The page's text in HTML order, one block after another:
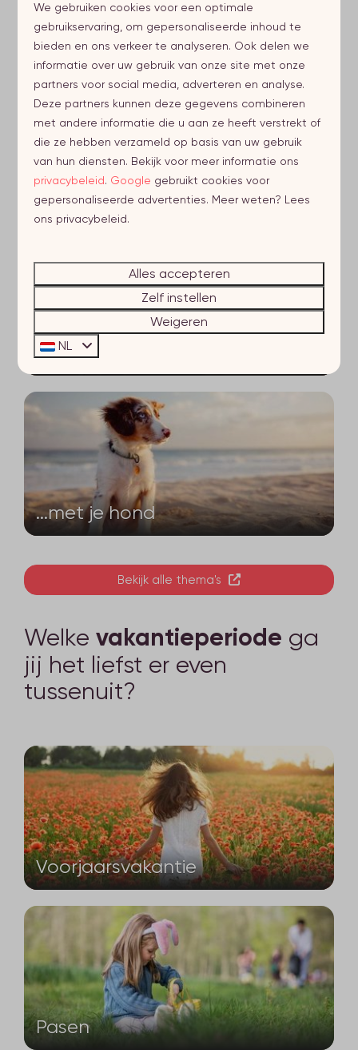
...aan zee
...op een houseboat
...met een eigen sauna
...met je hond
Bekijk alle thema's
Welkevakantieperiode ga
jij het liefst er even
tussenuit?
Voorjaarsvakantie
Pasen
We gebruiken cookies voor een optimale
gebruikservaring, om gepersonaliseerde inhoud te
bieden en ons verkeer te analyseren. Ook delen we
informatie over uw gebruik van onze site met onze
partners voor social media, adverteren en analyse.
Deze partners kunnen deze gegevens combineren
met andere informatie die u aan ze heeft verstrekt of
die ze hebben verzameld op basis van uw gebruik
van hun diensten. Bekijk voor meer informatie ons
privacybeleid. Google gebruikt cookies voor
gepersonaliseerde advertenties. Meer weten? Lees
ons privacybeleid.
Alles accepteren
Zelf instellen
Weigeren
NL